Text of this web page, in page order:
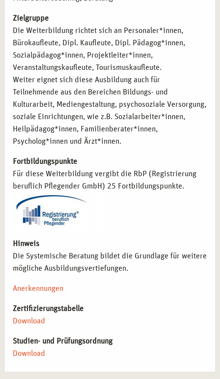
Zielgruppe
Die Weiterbildung richtet sich an Personaler*innen,
Bürokaufleute, Dipl. Kaufleute, Dipl. Pädagog*innen,
Sozialpädagog*innen, Projektleiter*innen,
Veranstaltungskaufleute, Tourismuskaufleute.
Weiter eignet sich diese Ausbildung auch für
Teilnehmende aus den Bereichen Bildungs- und
Kulturarbeit, Mediengestaltung, psychosoziale Versorgung,
soziale Einrichtungen, wie z.B. Sozialarbeiter*innen,
Heilpädagog*innen, Familienberater*innen,
Psycholog*innen und Ärzt*innen.
Fortbildungspunkte
Für diese Weiterbildung vergibt die RbP (Registrierung
beruflich Pflegender GmbH) 25 Fortbildungspunkte.
Hinweis
Die Systemische Beratung bildet die Grundlage für weitere
mögliche Ausbildungsvertiefungen.
Anerkennungen
Zertifizierungstabelle
Download
Studien- und Prüfungsordnung
Download